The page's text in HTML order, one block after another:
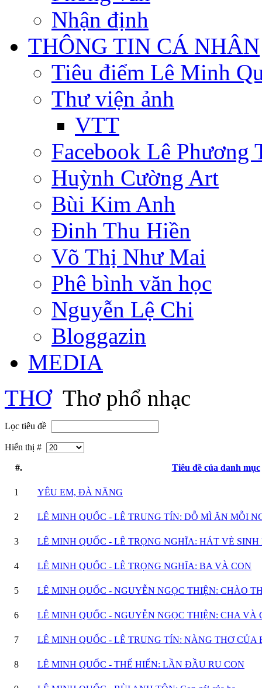
Nhận định
THÔNG TIN CÁ NHÂN
Tiêu điểm Lê Minh
Thư viện ảnh
VTT
Facebook Lê Phương
Huỳnh Cường Art
Bùi Kim Anh
Đinh Thu Hiền
Võ Thị Như Mai
Phê bình văn học
Nguyễn Lệ Chi
Bloggazin
MEDIA
THƠ Thơ phổ nhạc
Lọc tiêu đề
Hiển thị #
#. Tiêu đề của danh mục
1 YÊU EM, ĐÀ NĂNG
2 LÊ MINH QUỐC - LÊ TRUNG TÍN: DỖ MÌ ĂN MỖI
3 LÊ MINH QUỐC - LÊ TRỌNG NGHĨA: HÁT VÈ
4 LÊ MINH QUỐC - LÊ TRỌNG NGHĨA: BA VÀ CON
5 LÊ MINH QUỐC - NGUYỄN NGỌC THIỆN: CHÀO
6 LÊ MINH QUỐC - NGUYỄN NGỌC THIỆN: CHA VÀ
7 LÊ MINH QUỐC - LÊ TRUNG TÍN: NÀNG THƠ CỦA
8 LÊ MINH QUỐC - THẾ HIỂN: LẦN ĐẦU RU CON